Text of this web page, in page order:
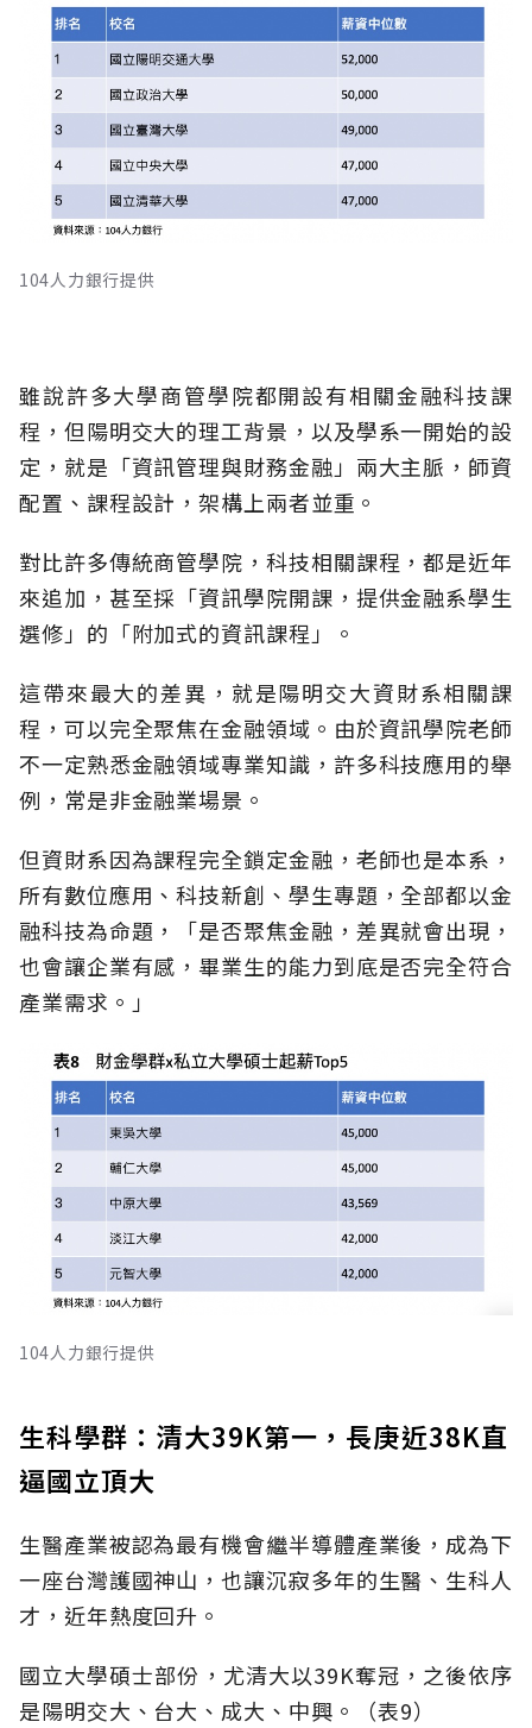
104人力銀行提供
雖說許多大學商管學院都開設有相關金融科技課
程，但陽明交大的理工背景，以及學系一開始的設
定，就是「資訊管理與財務金融」兩大主脈，師資
配置、課程設計，架構上兩者並重。
對比許多傳統商管學院，科技相關課程，都是近年
來追加，甚至採「資訊學院開課，提供金融系學生
選修」的「附加式的資訊課程」。
這帶來最大的差異，就是陽明交大資財系相關課
程，可以完全聚焦在金融領域。由於資訊學院老師
不一定熟悉金融領域專業知識，許多科技應用的舉
例，常是非金融業場景。
但資財系因為課程完全鎖定金融，老師也是本系，
所有數位應用、科技新創、學生專題，全部都以金
融科技為命題，「是否聚焦金融，差異就會出現，
也會讓企業有感，畢業生的能力到底是否完全符合
產業需求。」
104人力銀行提供
生科學群：清大39K第一，長庚近38K直
逼國立頂大
生醫產業被認為最有機會繼半導體產業後，成為下
一座台灣護國神山，也讓沉寂多年的生醫、生科人
才，近年熱度回升。
國立大學碩士部份，尤清大以39K奪冠，之後依序
是陽明交大、台大、成大、中興。（表9）